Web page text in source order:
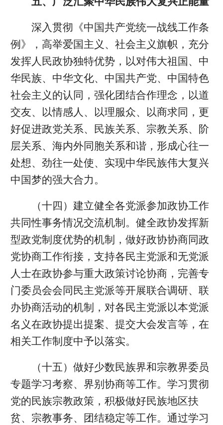
深入贯彻《中国共产党统一战线工作条
例》，高举爱国主义、社会主义旗帜，充分
发挥人民政协独特优势，以对伟大祖国、中
华民族、中华文化、中国共产党、中国特色
社会主义的认同，强化团结合作理念，以道
交友、以情感人、以理服众、以商求同，更
好促进政党关系、民族关系、宗教关系、阶
层关系、海内外同胞关系和谐，形成心往一
处想、劲往一处使、实现中华民族伟大复兴
中国梦的强大合力。
（十四）建立健全各党派参加政协工作
共同性事务情况交流机制。健全政协发挥新
型政党制度优势的机制，做好政协协商同政
党协商工作衔接，支持各民主党派和无党派
人士在政协参与重大政策讨论协商，完善专
门委员会会同民主党派等开展联合调研、联
办协商活动的机制，对各民主党派以本党派
名义在政协提出提案、提交大会发言等，在
相关工作制度中予以落实。
（十五）做好少数民族界和宗教界委员
专题学习考察、界别协商等工作。学习贯彻
党的民族宗教政策，积极做好民族地区扶
贫、宗教事务、团结稳定等工作。通过学习